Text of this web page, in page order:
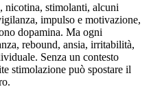
nicotina, stimolanti, alcuni
impulso e motivazione,
dopamina. Ma ogni
rebound, ansia, irritabilità,
Senza un contesto
stimolazione può spostare il